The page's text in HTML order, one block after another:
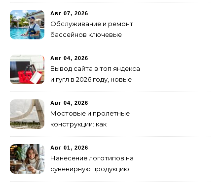
Авг 07, 2026
Обслуживание и ремонт
бассейнов ключевые
Авг 04, 2026
Вывод сайта в топ яндекса
и гугл в 2026 году, новые
Авг 04, 2026
Мостовые и пролетные
конструкции: как
изготовление и поставку
Авг 01, 2026
Нанесение логотипов на
сувенирную продукцию